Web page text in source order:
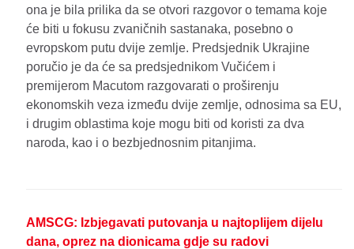
ona je bila prilika da se otvori razgovor o temama koje
će biti u fokusu zvaničnih sastanaka, posebno o
evropskom putu dvije zemlje. Predsjednik Ukrajine
poručio je da će sa predsjednikom Vučićem i
premijerom Macutom razgovarati o proširenju
ekonomskih veza između dvije zemlje, odnosima sa EU,
i drugim oblastima koje mogu biti od koristi za dva
naroda, kao i o bezbjednosnim pitanjima.
AMSCG: Izbjegavati putovanja u najtoplijem dijelu
dana, oprez na dionicama gdje su radovi